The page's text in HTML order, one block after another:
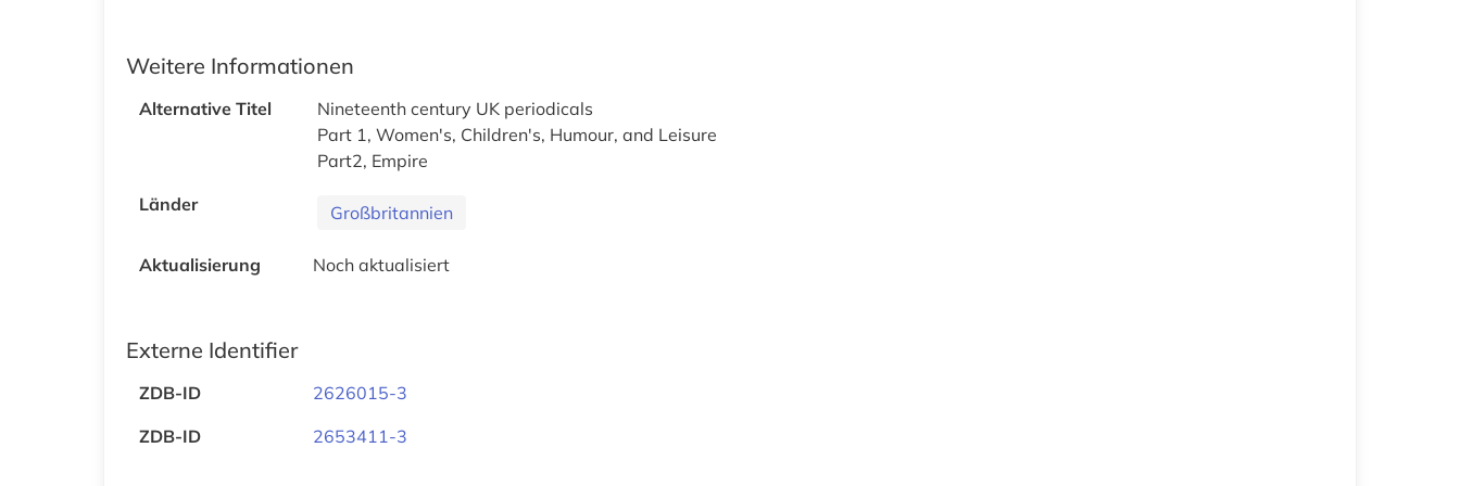
Weitere Informationen
Alternative Titel
Nineteenth century UK periodicals
Part 1, Women's, Children's, Humour, and Leisure
Part2, Empire
Länder
Großbritannien
Aktualisierung Noch aktualisiert
Externe Identifier
ZDB-ID
2626015-3
ZDB-ID
2653411-3